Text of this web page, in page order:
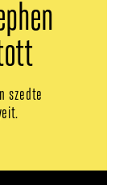
szedte